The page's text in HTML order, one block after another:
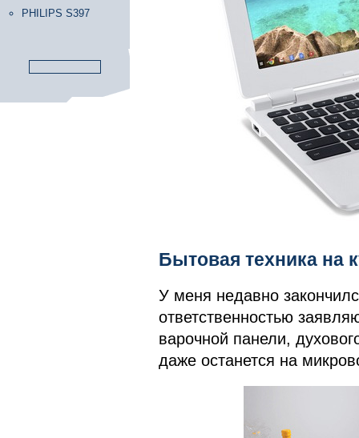
PHILIPS S397
Бытовая техника на
У меня недавно
ответственностью
варочной панели,
даже останется на